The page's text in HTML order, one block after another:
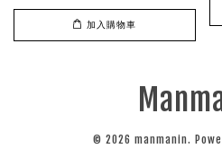
加入購物車
© 2026 manmanin.